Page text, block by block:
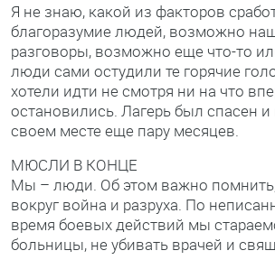
Я не знаю, какой из факторов
благоразумие людей, возможно
разговоры, возможно еще что-то
люди сами остудили те горячие
хотели идти не смотря ни на что
остановились. Лагерь был спасен и
своем месте еще пару месяцев.
МЮСЛИ В КОНЦЕ
Мы – люди. Об этом важно
вокруг война и разруха. По
время боевых действий мы
больницы, не убивать врачей и